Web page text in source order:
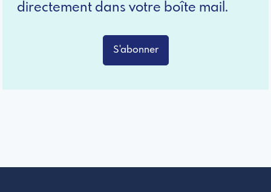
directement dans votre boîte mail.
S'abonner